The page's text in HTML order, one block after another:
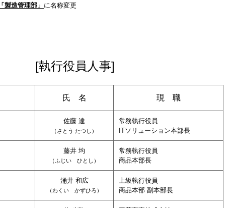
「製造管理部」 に名称変更
[執行役員人事]
氏 名 現 職
佐藤 達
（さとう たつし ）
常務執行役員
ITソリューション本部長
藤井 均
（ふじい ひとし ）
常務執行役員
商品本部長
涌井 和広
（わくい かずひろ）
上級執行役員
商品本部 副本部長